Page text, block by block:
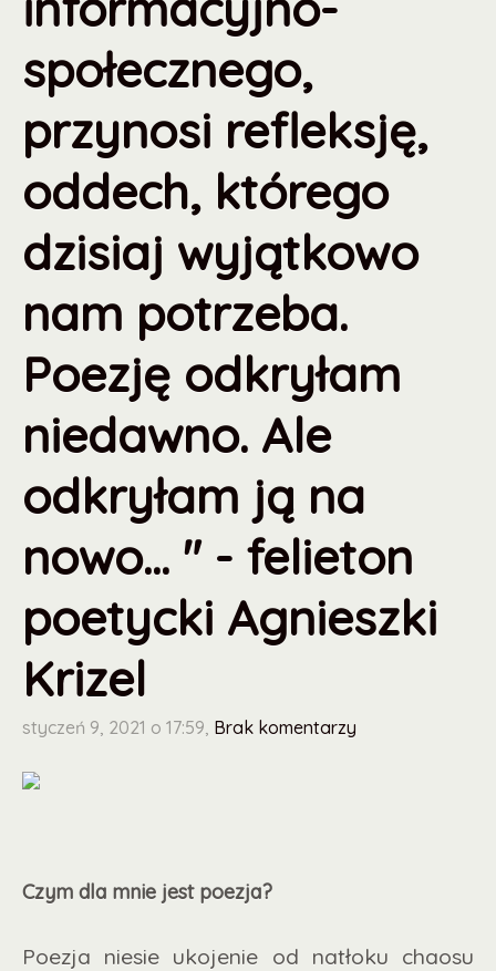
społecznego,
przynosi refleksję,
oddech, którego
dzisiaj wyjątkowo
nam potrzeba.
Poezję odkryłam
niedawno. Ale
odkryłam ją na
nowo... " - felieton
poetycki Agnieszki
Krizel
styczeń 9, 2021 o 17:59, Brak komentarzy
Czym dla mnie jest poezja?
Poezja niesie ukojenie od natłoku chaosu